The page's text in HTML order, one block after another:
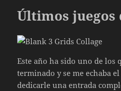
Últimos juegos
Este año ha sido uno de los
terminado y se me echaba
dedicarle una entrada